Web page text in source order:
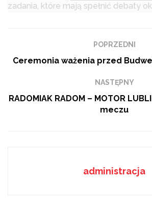
zadania, które mają spełnić debaty
Podobne tematy
Z Europą za pan brat. Uczniowie
SkillsPoland 2026: Młodzi fachowcy
POPRZEDNI
Ceremonia ważenia przed
NASTĘPNY
RADOMIAK RADOM – MOTOR
meczu
administracja